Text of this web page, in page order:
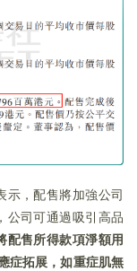
示，配售將加強公司
公司可通過吸引高品
配售所得款項淨額用
症拓展，如重症肌無